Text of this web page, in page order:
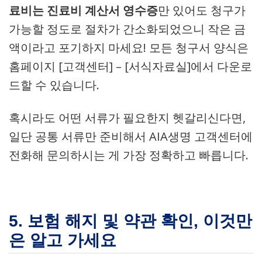
료비는 진료비 계산서 영수증만 있어도 청구가
가능할 정도로 절차가 간소화되었으니 작은 금
액이라고 포기하지 마세요! 모든 청구서 양식은
홈페이지 [고객센터] – [서식자료실]에서 다운로
드할 수 있습니다.
혹시라도 어떤 서류가 필요한지 헷갈리신다면,
일단 공통 서류만 준비해서 AIA생명 고객센터에
전화해 문의하시는 게 가장 정확하고 빠릅니다.
5. 보험 해지 및 약관 확인, 이것만
은 알고 가세요